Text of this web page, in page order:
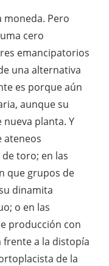
moneda. Pero
cero
emancipatorios
una alternativa
es porque aún
aunque su
planta. Y
ateneos
toro; en las
que grupos de
dinamita
o en las
producción con
frente a la distopía
de la